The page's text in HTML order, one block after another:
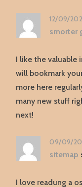
12/09/
smorter
I like the valuable
will bookmark
more here
many new stuff
next!
09/09/
sitemap
I love readung a